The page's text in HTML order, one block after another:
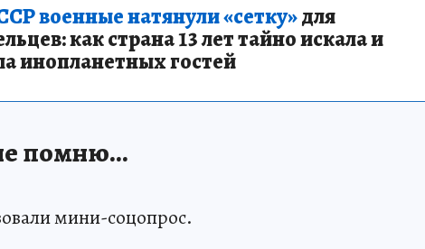
военные натянули «сетку»для
как страна 13 лет тайно искала и
инопланетных гостей
помню…
мини-соцопрос.